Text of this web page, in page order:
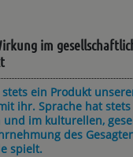
im
ein Produkt
ihr. Sprache hat
im kulturellen,
des
spielt.